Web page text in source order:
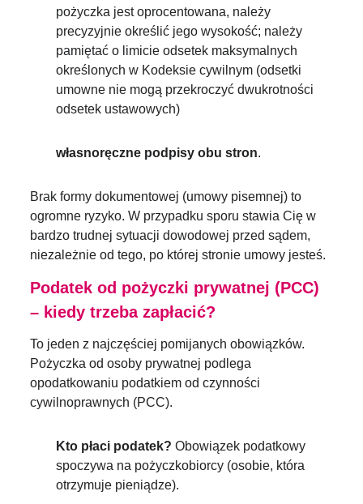
pożyczka jest oprocentowana, należy
precyzyjnie określić jego wysokość; należy
pamiętać o limicie odsetek maksymalnych
określonych w Kodeksie cywilnym (odsetki
umowne nie mogą przekroczyć dwukrotności
odsetek ustawowych)
własnoręczne podpisy obu stron.
Brak formy dokumentowej (umowy pisemnej) to
ogromne ryzyko. W przypadku sporu stawia Cię w
bardzo trudnej sytuacji dowodowej przed sądem,
niezależnie od tego, po której stronie umowy jesteś.
Podatek od pożyczki prywatnej (PCC)
– kiedy trzeba zapłacić?
To jeden z najczęściej pomijanych obowiązków.
Pożyczka od osoby prywatnej podlega
opodatkowaniu podatkiem od czynności
cywilnoprawnych (PCC).
Kto płaci podatek?Obowiązek podatkowy
spoczywa na pożyczkobiorcy (osobie, która
otrzymuje pieniądze).